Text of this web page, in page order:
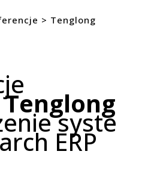
> Tenglong
Tenglong
syste
ERP